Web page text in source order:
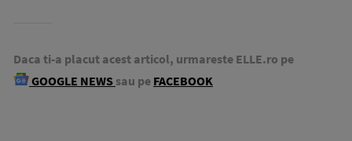
Daca ti-a placut acest articol, urmareste ELLE.ro pe
GOOGLE NEWS sau pe FACEBOOK